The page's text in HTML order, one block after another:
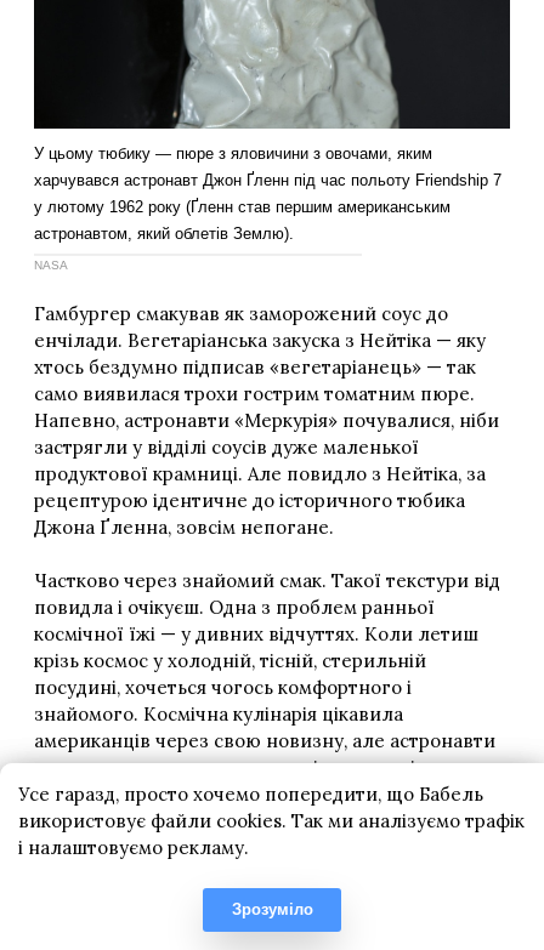
Усе гаразд, просто хочемо попередити, що Бабель
використовує файли cookies. Так ми аналізуємо трафік
і налаштовуємо рекламу.
Зрозуміло